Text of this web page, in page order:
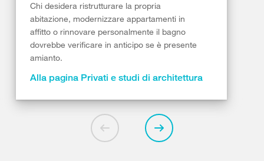
Chi desidera ristrutturare la propria
abitazione, modernizzare appartamenti in
affitto o rinnovare personalmente il bagno
dovrebbe verificare in anticipo se è presente
amianto.
Alla pagina Privati e studi di architettura